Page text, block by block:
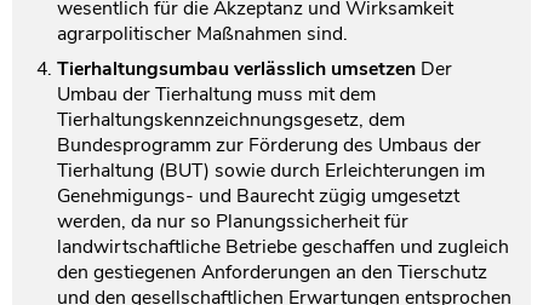
wesentlich für die Akzeptanz und Wirksamkeit
agrarpolitischer Maßnahmen sind.
Tierhaltungsumbau verlässlich umsetzen Der
Umbau der Tierhaltung muss mit dem
Tierhaltungskennzeichnungsgesetz, dem
Bundesprogramm zur Förderung des Umbaus der
Tierhaltung (BUT) sowie durch Erleichterungen im
Genehmigungs- und Baurecht zügig umgesetzt
werden, da nur so Planungssicherheit für
landwirtschaftliche Betriebe geschaffen und zugleich
den gestiegenen Anforderungen an den Tierschutz
und den gesellschaftlichen Erwartungen entsprochen